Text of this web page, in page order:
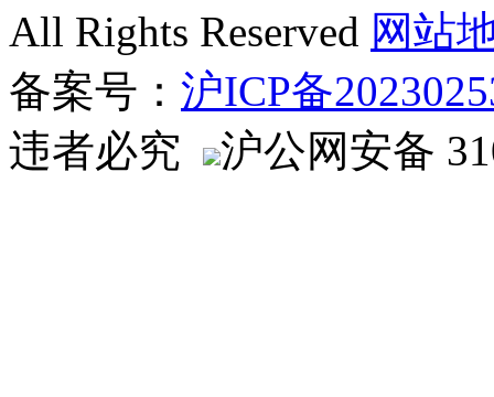
All Rights Reserved 网站
备案号： 沪ICP备
违者必究
沪公网安备